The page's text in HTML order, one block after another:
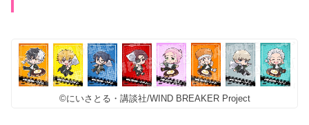
©にいさとる・講談社/WIND BREAKER Project